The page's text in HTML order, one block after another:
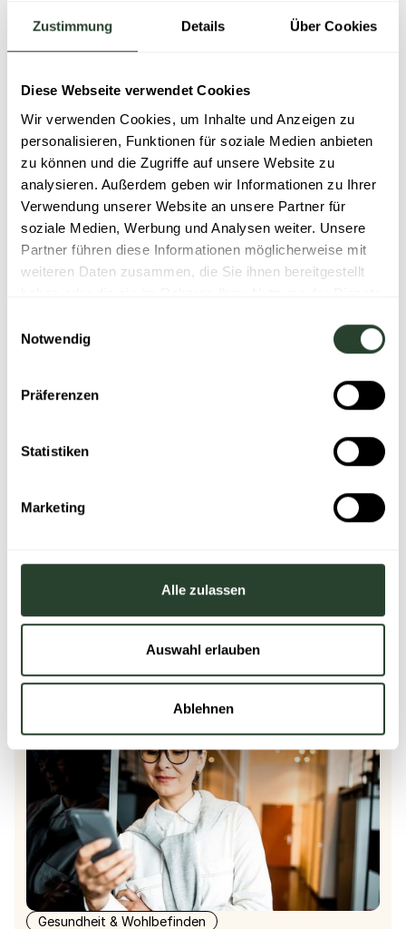
Zustimmung Details Über Cookies
Diese Webseite verwendet Cookies
Wir verwenden Cookies, um Inhalte und Anzeigen zu
personalisieren, Funktionen für soziale Medien anbieten
zu können und die Zugriffe auf unsere Website zu
analysieren. Außerdem geben wir Informationen zu Ihrer
Verwendung unserer Website an unsere Partner für
soziale Medien, Werbung und Analysen weiter. Unsere
Partner führen diese Informationen möglicherweise mit
weiteren Daten zusammen, die Sie ihnen bereitgestellt
Notwendig
Präferenzen
Statistiken
Marketing
Alle zulassen
Auswahl erlauben
Ablehnen
berücksichtigt werden, wie z.B. eine geringere
Arbeitsmoral aufgrund von Personalengpässen oder
Rufschädigung. Verlassen Mitarbeitende das
jede Menge Wissen verloren, welche nur schwer
ersetzt werden können. Unternehmen haben also ein
großes Interesse daran, Mitarbeitende zu halten und
langfristig zu binden.
Wie das erreicht werden kann und was muss ein
Unternehmen tun muss, um seine Mitarbeitenden zu
Neuigkeiten & Erkenntnisse
Gesundheit & Wohlbefinden